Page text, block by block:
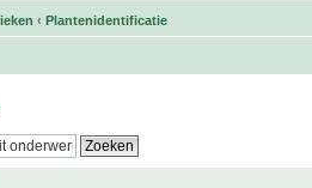
‹ Plantenidentificatie